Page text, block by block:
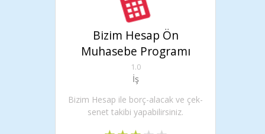
Bizim Hesap Ön
Muhasebe Programı
1.0
İş
Bizim Hesap ile borç-alacak ve çek-
senet takibi yapabilirsiniz.